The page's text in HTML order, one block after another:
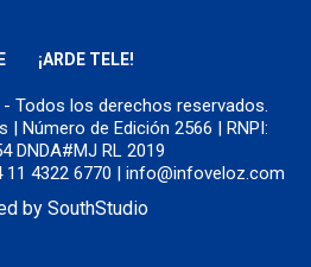
¡ARDE TELE!
Todos los derechos reservados.
| Número de Edición 2566 | RNPI:
DNDA#MJ RL 2019
4322 6770 | info@infoveloz.com
by SouthStudio